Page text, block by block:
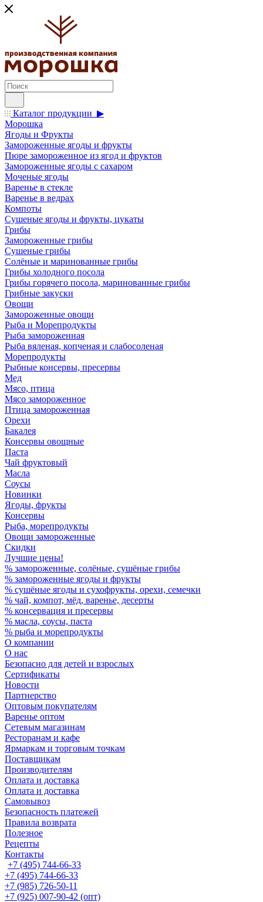
Каталог продукции ▶
Морошка
Ягоды и Фрукты
Замороженные ягоды и фрукты
Пюре замороженное из ягод и фруктов
Замороженные ягоды с сахаром
Моченые ягоды
Варенье в стекле
Варенье в ведрах
Компоты
Сушеные ягоды и фрукты, цукаты
Грибы
Замороженные грибы
Сушеные грибы
Солёные и маринованные грибы
Грибы холодного посола
Грибы горячего посола, маринованные грибы
Грибные закуски
Овощи
Замороженные овощи
Рыба и Морепродукты
Рыба замороженная
Рыба вяленая, копченая и слабосоленая
Морепродукты
Рыбные консервы, пресервы
Мед
Мясо, птица
Мясо замороженное
Птица замороженная
Орехи
Бакалея
Консервы овощные
Паста
Чай фруктовый
Масла
Соусы
Новинки
Ягоды, фрукты
Консервы
Рыба, морепродукты
Овощи замороженные
Скидки
Лучшие цены!
% замороженные, солёные, сушёные грибы
% замороженные ягоды и фрукты
% сушёные ягоды и сухофрукты, орехи, семечки
% чай, компот, мёд, варенье, десерты
% консервация и пресервы
% масла, соусы, паста
% рыба и морепродукты
О компании
О нас
Безопасно для детей и взрослых
Сертификаты
Новости
Партнерство
Оптовым покупателям
Варенье оптом
Сетевым магазинам
Ресторанам и кафе
Ярмаркам и торговым точкам
Поставщикам
Производителям
Оплата и доставка
Оплата и доставка
Самовывоз
Безопасность платежей
Правила возврата
Полезное
Рецепты
Контакты
+7 (495) 744-66-33
+7 (495) 744-66-33
+7 (985) 726-50-11
+7 (925) 007-90-42 (опт)